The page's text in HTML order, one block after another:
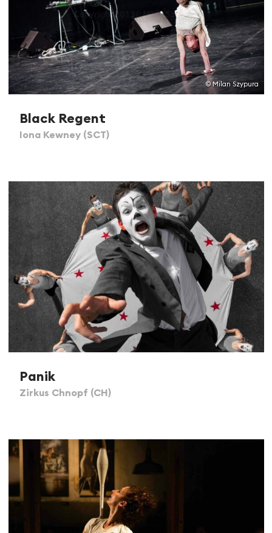
© Milan Szypura
Black Regent
Iona Kewney (SCT)
Panik
Zirkus Chnopf (CH)